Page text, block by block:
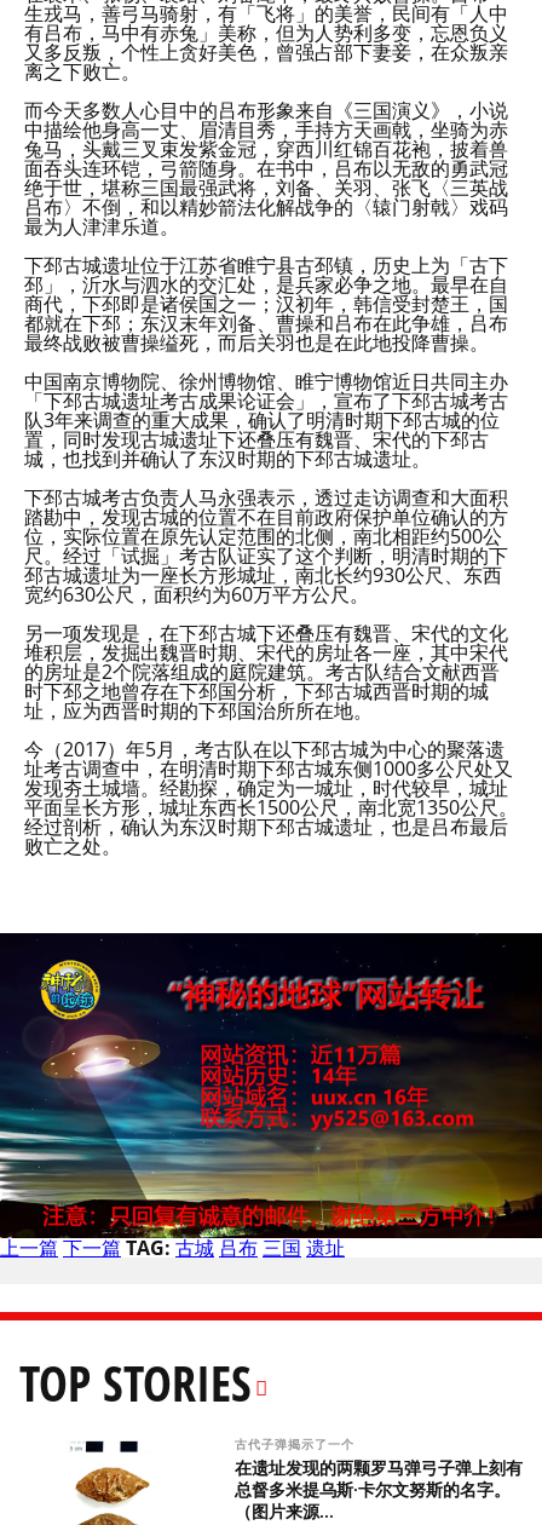
生戎马，善弓马骑射，有「飞将」的美誉，民间有「人中
有吕布，马中有赤兔」美称，但为人势利多变，忘恩负义
又多反叛，个性上贪好美色，曾强占部下妻妾，在众叛亲
离之下败亡。
而今天多数人心目中的吕布形象来自《三国演义》，小说
中描绘他身高一丈、眉清目秀，手持方天画戟，坐骑为赤
兔马，头戴三叉束发紫金冠，穿西川红锦百花袍，披着兽
面吞头连环铠，弓箭随身。在书中，吕布以无敌的勇武冠
绝于世，堪称三国最强武将，刘备、关羽、张飞〈三英战
吕布〉不倒，和以精妙箭法化解战争的〈辕门射戟〉戏码
最为人津津乐道。
下邳古城遗址位于江苏省睢宁县古邳镇，历史上为「古下
邳」，沂水与泗水的交汇处，是兵家必争之地。最早在自
商代，下邳即是诸侯国之一；汉初年，韩信受封楚王，国
都就在下邳；东汉末年刘备、曹操和吕布在此争雄，吕布
最终战败被曹操缢死，而后关羽也是在此地投降曹操。
中国南京博物院、徐州博物馆、睢宁博物馆近日共同主办
「下邳古城遗址考古成果论证会」，宣布了下邳古城考古
队3年来调查的重大成果，确认了明清时期下邳古城的位
置，同时发现古城遗址下还叠压有魏晋、宋代的下邳古
城，也找到并确认了东汉时期的下邳古城遗址。
下邳古城考古负责人马永强表示，透过走访调查和大面积
踏勘中，发现古城的位置不在目前政府保护单位确认的方
位，实际位置在原先认定范围的北侧，南北相距约500公
尺。经过「试掘」考古队证实了这个判断，明清时期的下
邳古城遗址为一座长方形城址，南北长约930公尺、东西
宽约630公尺，面积约为60万平方公尺。
另一项发现是，在下邳古城下还叠压有魏晋、宋代的文化
堆积层，发掘出魏晋时期、宋代的房址各一座，其中宋代
的房址是2个院落组成的庭院建筑。考古队结合文献西晋
时下邳之地曾存在下邳国分析，下邳古城西晋时期的城
址，应为西晋时期的下邳国治所所在地。
今（2017）年5月，考古队在以下邳古城为中心的聚落遗
址考古调查中，在明清时期下邳古城东侧1000多公尺处又
发现夯土城墙。经勘探，确定为一城址，时代较早，城址
平面呈长方形，城址东西长1500公尺，南北宽1350公尺。
经过剖析，确认为东汉时期下邳古城遗址，也是吕布最后
败亡之处。
上一篇 下一篇 TAG: 古城 吕布三国 遗址
TOP STORIES
古代子弹揭示了一个
在遗址发现的两颗罗马弹弓子弹上刻有
总督多米提乌斯·卡尔文努斯的名字。
（图片来源...